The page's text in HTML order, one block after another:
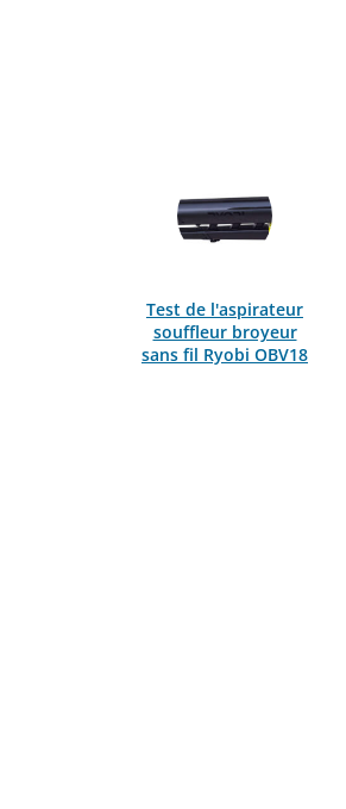
Test de l'aspirateur
souffleur broyeur
sans fil Ryobi OBV18